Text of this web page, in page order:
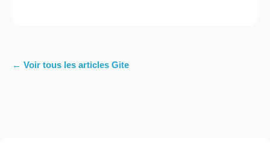
← Voir tous les articles Gite